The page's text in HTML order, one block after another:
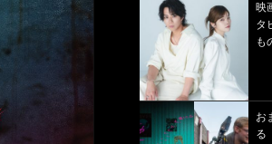
映
タ
も
お
る